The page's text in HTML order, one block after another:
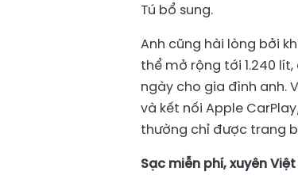
Tú bổ sung.
Anh cũng hài lòng bởi
thể mở rộng tới 1.240
ngày cho gia đình anh.
và kết nối Apple
thường chỉ được trang
Sạc miễn phí,xuyên